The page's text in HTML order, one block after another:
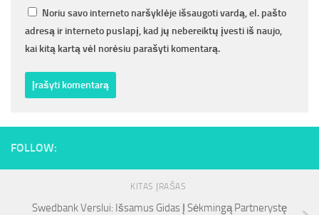
Noriu savo interneto naršyklėje išsaugoti vardą, el. pašto
adresą ir interneto puslapį, kad jų nebereiktų įvesti iš naujo,
kai kitą kartą vėl norėsiu parašyti komentarą.
FOLLOW:
KITAS ĮRAŠAS
Swedbank Verslui: Išsamus Gidas Į Sėkmingą Partnerystę